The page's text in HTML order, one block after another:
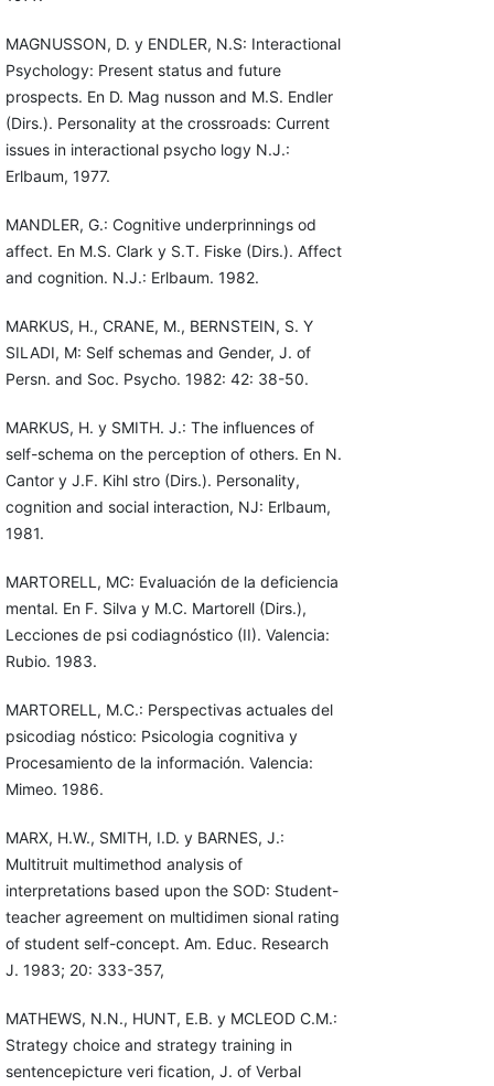
MAGNUSSON, D. y ENDLER, N.S: Interactional
Psychology: Present status and future
prospects. En D. Mag nusson and M.S. Endler
(Dirs.). Personality at the crossroads: Current
issues in interactional psycho logy N.J.:
Erlbaum, 1977.
MANDLER, G.: Cognitive underprinnings od
affect. En M.S. Clark y S.T. Fiske (Dirs.). Affect
and cognition. N.J.: Erlbaum. 1982.
MARKUS, H., CRANE, M., BERNSTEIN, S. Y
SILADI, M: Self schemas and Gender, J. of
Persn. and Soc. Psycho. 1982: 42: 38-50.
MARKUS, H. y SMITH. J.: The influences of
self-schema on the perception of others. En N.
Cantor y J.F. Kihl stro (Dirs.). Personality,
cognition and social interaction, NJ: Erlbaum,
1981.
MARTORELL, MC: Evaluación de la deficiencia
mental. En F. Silva y M.C. Martorell (Dirs.),
Lecciones de psi codiagnóstico (II). Valencia:
Rubio. 1983.
MARTORELL, M.C.: Perspectivas actuales del
psicodiag nóstico: Psicologia cognitiva y
Procesamiento de la información. Valencia:
Mimeo. 1986.
MARX, H.W., SMITH, I.D. y BARNES, J.:
Multitruit multimethod analysis of
interpretations based upon the SOD: Student-
teacher agreement on multidimen sional rating
of student self-concept. Am. Educ. Research
J. 1983; 20: 333-357,
MATHEWS, N.N., HUNT, E.B. y MCLEOD C.M.:
Strategy choice and strategy training in
sentencepicture veri fication, J. of Verbal